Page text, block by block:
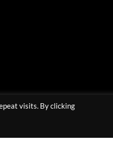
visits. By clicking